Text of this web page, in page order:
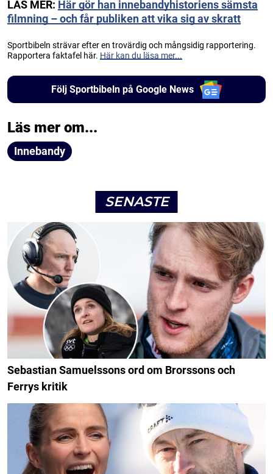
LÄS MER: Här gör han innebandyhistoriens sämsta
filmning – och får publiken att vika sig av skratt
Sportbibeln strävar efter en trovärdig och mångsidig rapportering.
Rapportera faktafel här. Här kan du läsa mer...
Följ Sportbibeln på Google News
Läs mer om...
Innebandy
SENASTE
Sebastian Samuelssons ord om Brorssons och
Ferrys kritik